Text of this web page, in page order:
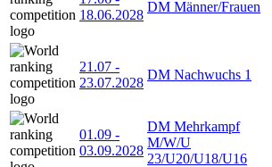
18.06.2028
DM Männer/Frauen
21.07 -
23.07.2028
DM Nachwuchs 1
01.09 -
03.09.2028
DM Mehrkampf
M/W/U
23/U20/U18/U16